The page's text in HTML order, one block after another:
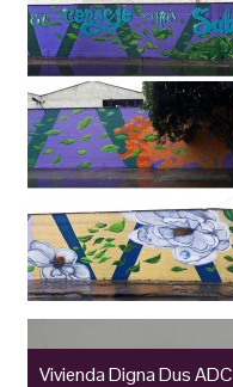
Vivienda Digna Dus ADC